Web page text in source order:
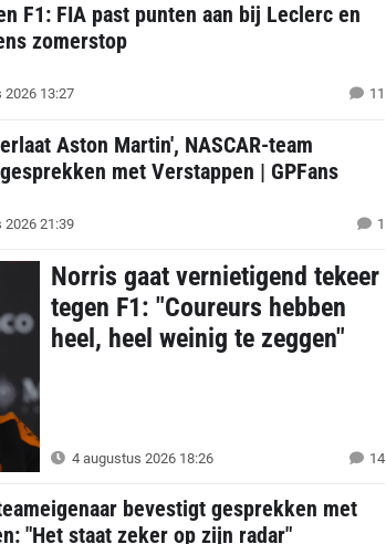
F1: FIA past punten aan bij Leclerc en
zomerstop
2026 13:27 11
Aston Martin', NASCAR-team
met Verstappen | GPFans
2026 21:39 1
Norris gaat vernietigend tekeer
tegen F1: "Coureurs hebben
heel, heel weinig te zeggen"
4 augustus 2026 18:26 14
bevestigt gesprekken met
"Het staat zeker op zijn radar"